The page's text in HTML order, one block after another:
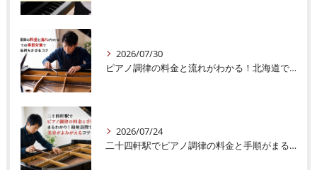
2026/07/30
ピアノ調律の料金と流れがわかる！北海道での季節対策で音色を長持ちさせるコツ
2026/07/24
二十四軒駅でピアノ調律の料金と手順がまるわかり！最短訪問で美音がよみがえるコツ